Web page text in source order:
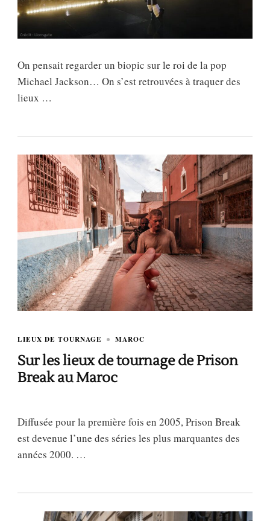
On pensait regarder un biopic sur le roi de la pop
Michael Jackson… On s’est retrouvées à traquer des
lieux …
LIEUX DE TOURNAGE MAROC
Sur les lieux de tournage de Prison
Break au Maroc
Diffusée pour la première fois en 2005, Prison Break
est devenue l’une des séries les plus marquantes des
années 2000. …